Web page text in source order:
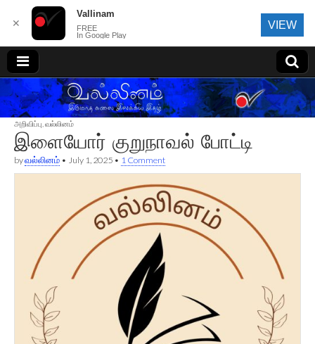
வல்லினம்
அறிவிப்பு வல்லினம்
இளையோர் குறுநாவல் போட்டி
byவல்லினம் • July 1, 2025 • 1 Comment
✕
Vallinam
FREE
In Google Play
VIEW